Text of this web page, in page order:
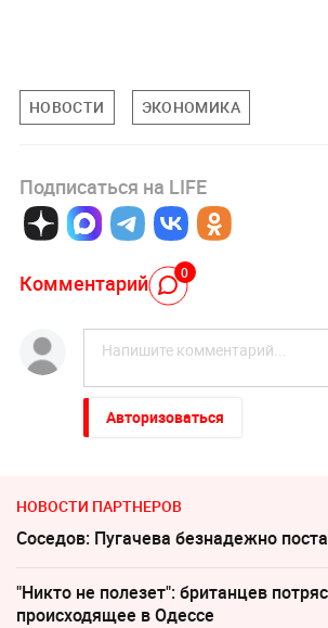
НОВОСТИ ЭКОНОМИКА
Подписаться на LIFE
Комментарий 0
Авторизоваться
НОВОСТИ ПАРТНЕРОВ
Соседов: Пугачева безнадежно
"Никто не полезет": британцев
происходящее в Одессе